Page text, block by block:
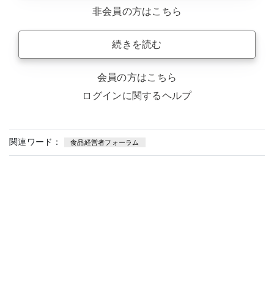
非会員の方はこちら
続きを読む
会員の方はこちら
ログインに関するヘルプ
関連ワード： 食品経営者フォーラム